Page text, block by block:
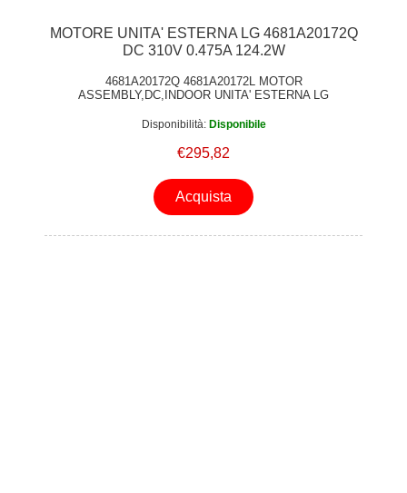
MOTORE UNITA' ESTERNA LG 4681A20172Q
DC 310V 0.475A 124.2W
4681A20172Q 4681A20172L MOTOR
ASSEMBLY,DC,INDOOR UNITA' ESTERNA LG
Disponibilità: Disponibile
€295,82
Acquista